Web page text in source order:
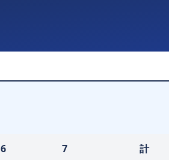
6 7 計